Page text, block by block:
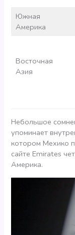
Южная
Америка
Восточная
Азия
Небольшое
упоминает
котором Мехико
сайте Emirates
Америка.